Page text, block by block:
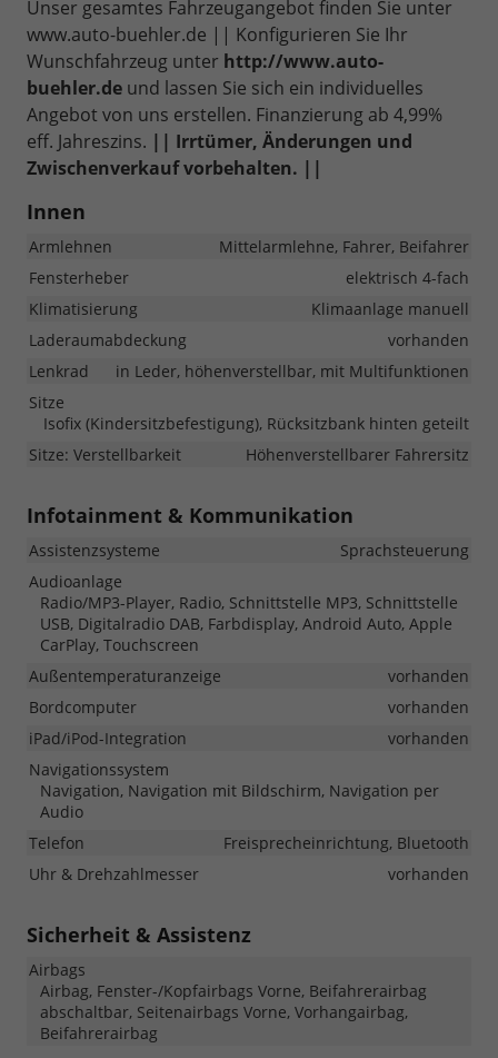
Unser gesamtes Fahrzeugangebot finden Sie unter
www.auto-buehler.de || Konfigurieren Sie Ihr
Wunschfahrzeug unter http://www.auto-
buehler.de und lassen Sie sich ein individuelles
Angebot von uns erstellen. Finanzierung ab 4,99%
eff. Jahreszins. || Irrtümer, Änderungen und
Zwischenverkauf vorbehalten. ||
Innen
Armlehnen
Mittelarmlehne, Fahrer, Beifahrer
Fensterheber
elektrisch 4-fach
Klimatisierung
Klimaanlage manuell
Laderaumabdeckung
vorhanden
Lenkrad
in Leder, höhenverstellbar, mit Multifunktionen
Sitze
Isofix (Kindersitzbefestigung), Rücksitzbank hinten geteilt
Sitze: Verstellbarkeit
Höhenverstellbarer Fahrersitz
Infotainment & Kommunikation
Assistenzsysteme
Sprachsteuerung
Audioanlage
Radio/MP3-Player, Radio, Schnittstelle MP3, Schnittstelle
USB, Digitalradio DAB, Farbdisplay, Android Auto, Apple
CarPlay, Touchscreen
Außentemperaturanzeige
vorhanden
Bordcomputer
vorhanden
iPad/iPod-Integration
vorhanden
Navigationssystem
Navigation, Navigation mit Bildschirm, Navigation per
Audio
Telefon
Freisprecheinrichtung, Bluetooth
Uhr & Drehzahlmesser
vorhanden
Sicherheit & Assistenz
Airbags
Airbag, Fenster-/Kopfairbags Vorne, Beifahrerairbag
abschaltbar, Seitenairbags Vorne, Vorhangairbag,
Beifahrerairbag